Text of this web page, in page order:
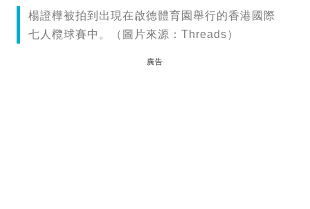
楊證樺被拍到出現在啟德體育園舉行的香港國際
七人欖球賽中。（圖片來源：Threads）
廣告